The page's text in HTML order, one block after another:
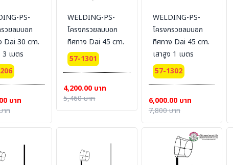
PS-
วยลมบอก
Dai 30 cm.
3 เมตร
บาท
าท
WELDING-PS-
โครงกรวยลมบอก
ทิศทาง Dai 45 cm.
57-1301
4,200.00 บาท
5,460 บาท
WELDING-PS-
โครงกรวยลมบอก
ทิศทาง Dai 45 cm.
เสาสูง 1 เมตร
57-1302
6,000.00 บาท
7,800 บาท